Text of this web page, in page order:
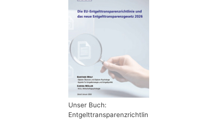
Unser Buch:
Entgelttransparenzrichtlin